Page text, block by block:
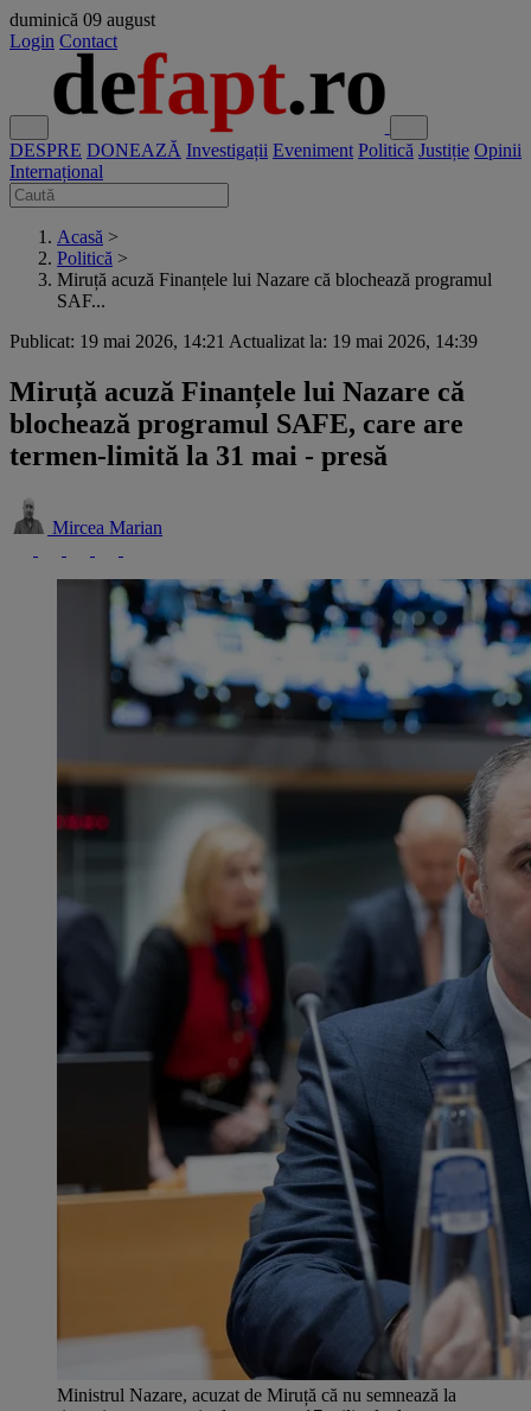
duminică 09 august
Login Contact
DESPRE DONEAZĂ Investigații Eveniment Politică Justiție Opinii
Internațional
Acasă >
Politică >
Miruță acuză Finanțele lui Nazare că blochează programul
SAF...
Publicat: 19 mai 2026, 14:21 Actualizat la: 19 mai 2026, 14:39
Miruță acuză Finanțele lui Nazare că
blochează programul SAFE, care are
termen-limită la 31 mai - presă
Mircea Marian
Ministrul Nazare, acuzat de Miruță că nu semnează la